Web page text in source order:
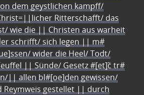
dem geystlichen kampff/
Ritterschafft/ das
wie die || Christen aus warheit
schrifft/ sich legen || m#
wider die Heel/ Todt/
|| Sünde/ Gesetz #[et]c̃ tr#
|| allen bl#[oe]den gewissen/
gestellet || durch